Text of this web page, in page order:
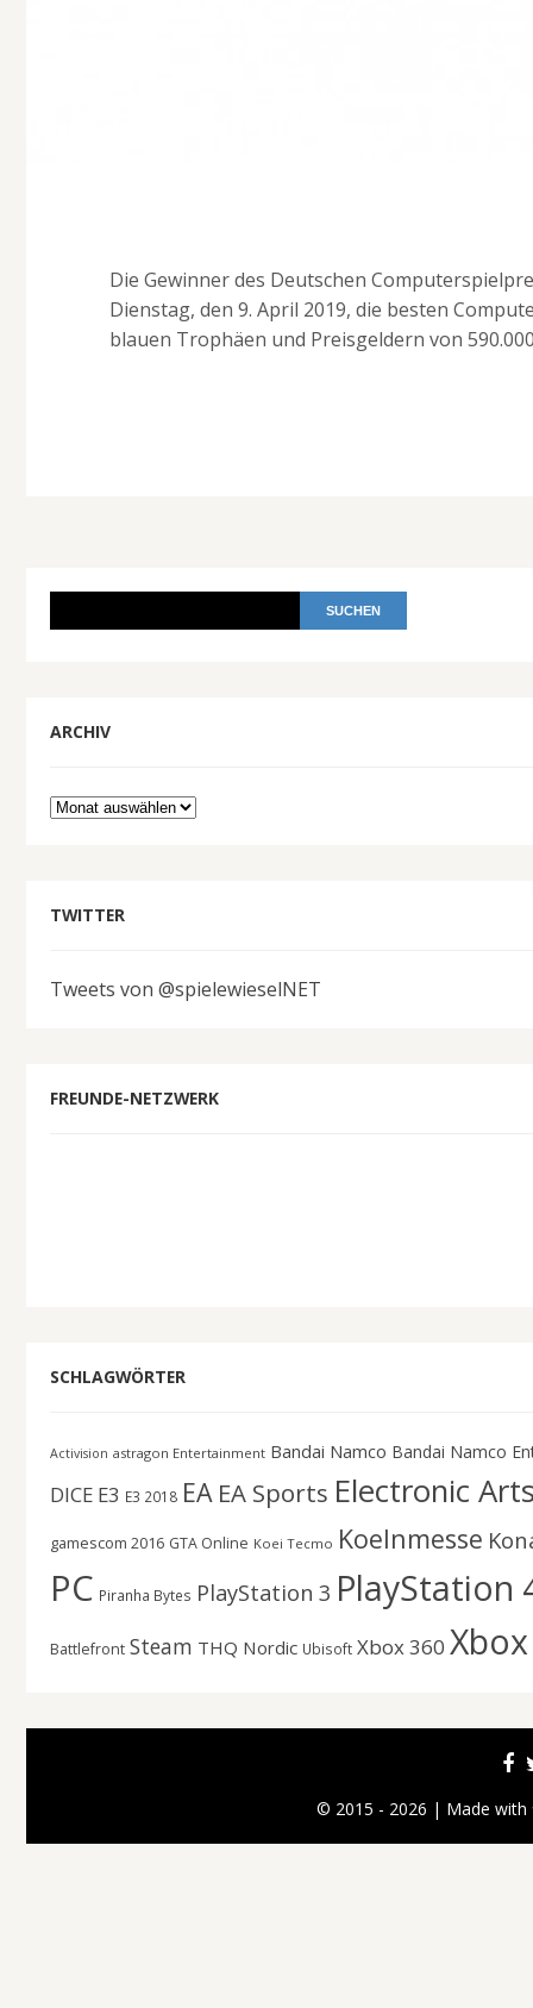
Die Gewinner des Deutschen
Dienstag, den 9. April 2019, die besten
blauen Trophäen und Preisgeldern von
ARCHIV
Archiv
TWITTER
Tweets von @spielewieselNET
FREUNDE-NETZWERK
SCHLAGWÖRTER
Activision astragon Entertainment Bandai Namco Bandai Namco
DICE E3 E3 2018 EA EA Sports Electronic
gamescom 2016 GTA Online Koei Tecmo Koelnmesse
PC Piranha Bytes PlayStation 3 PlayStation
Battlefront Steam THQ Nordic Ubisoft Xbox 360
© 2015 - 2026 | Made